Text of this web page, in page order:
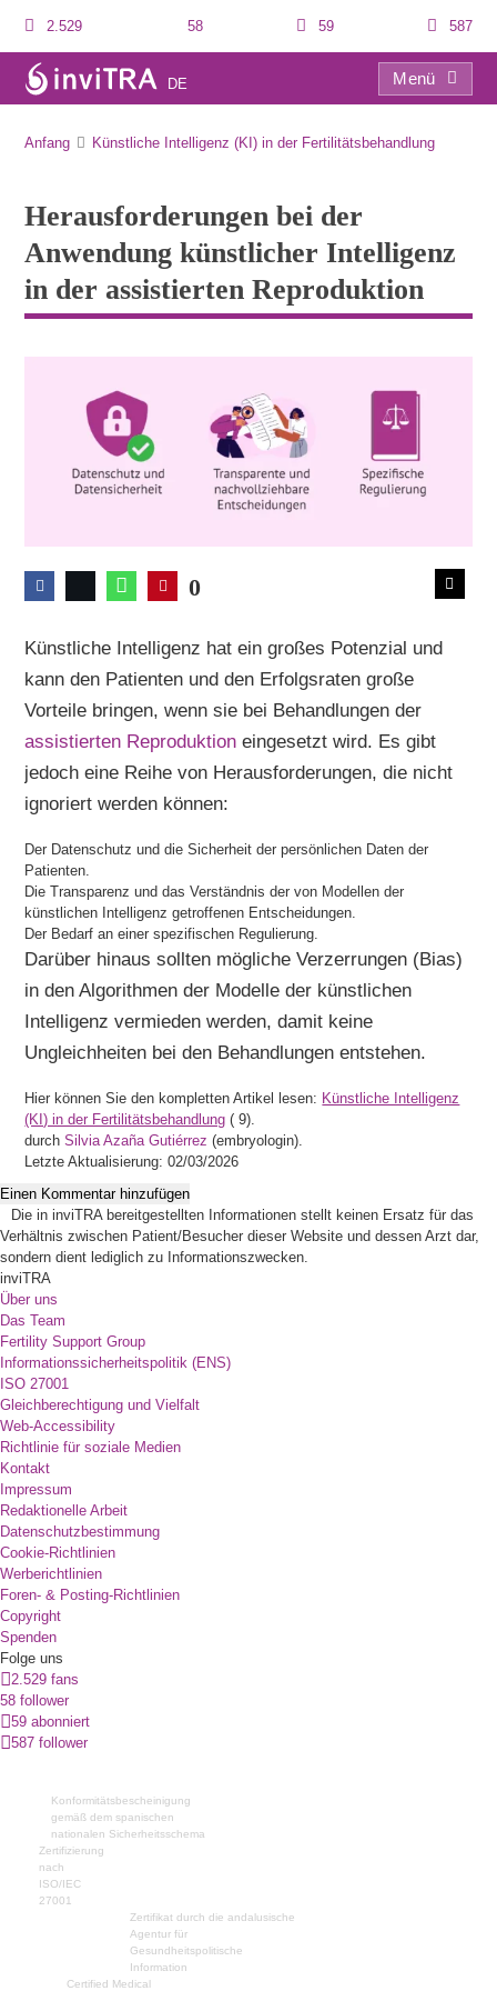
2.529 58 59 587
DE
Menü
Anfang Künstliche Intelligenz (KI) in der Fertilitätsbehandlung
Herausforderungen bei der
Anwendung künstlicher Intelligenz
in der assistierten Reproduktion
0
Künstliche Intelligenz hat ein großes Potenzial und
kann den Patienten und den Erfolgsraten große
Vorteile bringen, wenn sie bei Behandlungen der
assistierten Reproduktion eingesetzt wird. Es gibt
jedoch eine Reihe von Herausforderungen, die nicht
ignoriert werden können:
Der Datenschutz und die Sicherheit der persönlichen Daten der
Patienten.
Die Transparenz und das Verständnis der von Modellen der
künstlichen Intelligenz getroffenen Entscheidungen.
Der Bedarf an einer spezifischen Regulierung.
Darüber hinaus sollten mögliche Verzerrungen (Bias)
in den Algorithmen der Modelle der künstlichen
Intelligenz vermieden werden, damit keine
Ungleichheiten bei den Behandlungen entstehen.
Hier können Sie den kompletten Artikel lesen: Künstliche Intelligenz
(KI) in der Fertilitätsbehandlung ( 9).
durchSilvia Azaña Gutiérrez (embryologin).
Letzte Aktualisierung: 02/03/2026
Einen Kommentar hinzufügen
Die in inviTRA bereitgestellten Informationen stellt keinen Ersatz für das
Verhältnis zwischen Patient/Besucher dieser Website und dessen Arzt dar,
sondern dient lediglich zu Informationszwecken.
inviTRA
Über uns
Das Team
Fertility Support Group
Informationssicherheitspolitik (ENS)
ISO 27001
Gleichberechtigung und Vielfalt
Web-Accessibility
Richtlinie für soziale Medien
Kontakt
Impressum
Redaktionelle Arbeit
Datenschutzbestimmung
Cookie-Richtlinien
Werberichtlinien
Foren- & Posting-Richtlinien
Copyright
Spenden
Folge uns
2.529 fans
58 follower
59 abonniert
587 follower
Konformitätsbescheinigung
gemäß dem spanischen
nationalen Sicherheitsschema
Zertifizierung
nach
ISO/IEC
27001
Zertifikat durch die andalusische
Agentur für
Gesundheitspolitische
Information
Certified Medical